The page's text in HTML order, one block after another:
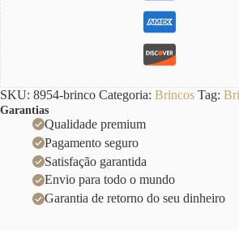
SKU: 8954-brinco Categoria: Brincos Tag:
Garantias
Qualidade premium
Pagamento seguro
Satisfação garantida
Envio para todo o mundo
Garantia de retorno do seu dinheiro